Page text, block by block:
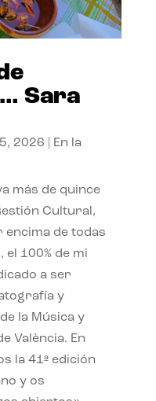
Sara
2026
En la
más de quince
Cultural,
encima de todas
el 100% de mi
a ser
y
la Música y
València. En
la 41ª edición
y os